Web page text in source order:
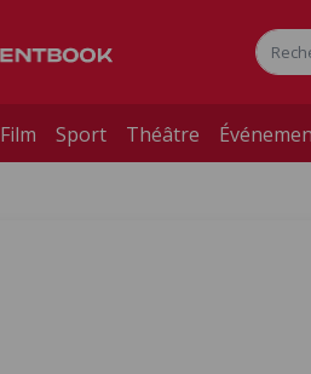
Film Sport Théâtre